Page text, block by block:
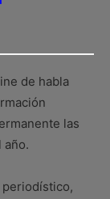
de habla
las
año.